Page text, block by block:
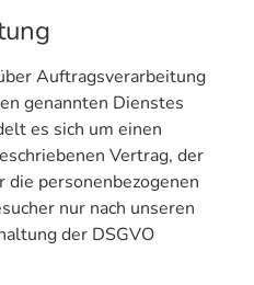
Auftragsverarbeitung
genannten Dienstes
es sich um einen
Vertrag, der
personenbezogenen
nur nach unseren
der DSGVO